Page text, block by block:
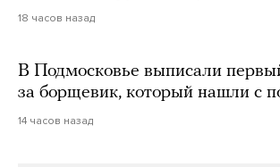
18 часов назад
В Подмосковье выписали
за борщевик, который нашли с
14 часов назад